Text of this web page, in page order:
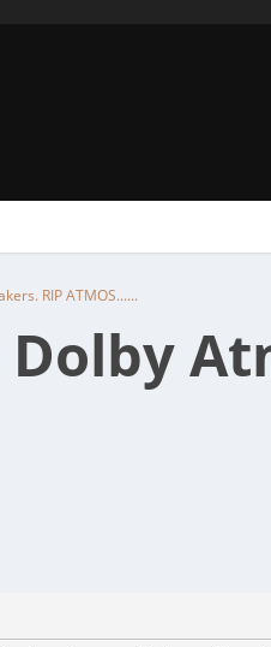
RIP ATMOS......